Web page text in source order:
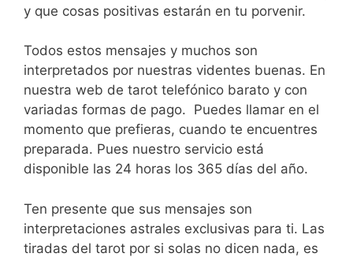
y que cosas positivas estarán en tu porvenir.
Todos estos mensajes y muchos son
interpretados por nuestras videntes buenas. En
nuestra web de tarot telefónico barato y con
variadas formas de pago. Puedes llamar en el
momento que prefieras, cuando te encuentres
preparada. Pues nuestro servicio está
disponible las 24 horas los 365 días del año.
Ten presente que sus mensajes son
interpretaciones astrales exclusivas para ti. Las
tiradas del tarot por si solas no dicen nada, es